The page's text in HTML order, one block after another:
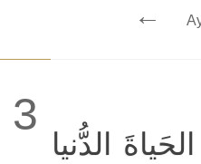
←
3
الدُّنيا